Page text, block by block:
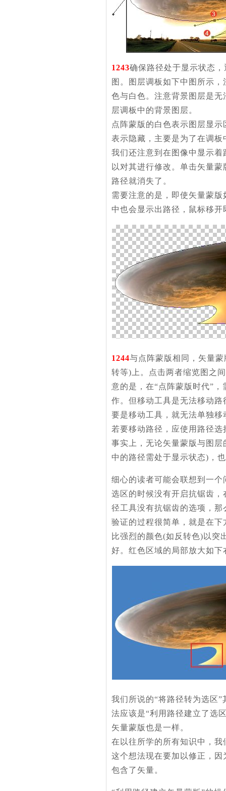
1243确保路径处于显示状态
图。图层调板如下中图所示
色与白色。注意背景图层是
层调板中的背景图层。
点阵蒙版的白色表示图层显
表示隐藏，主要是为了在调
我们还注意到在图像中显示
以对其进行修改。单击矢量
路径就消失了。
需要注意的是，即使矢量蒙
中也会显示出路径，鼠标移
1244与点阵蒙版相同，矢量
转等)上。点击两者缩览图之
意的是，在“点阵蒙版时代”
作。但移动工具是无法移动
要是移动工具，就无法单独移
若要移动路径，应使用路径选
事实上，无论矢量蒙版与图
中的路径需处于显示状态)，
细心的读者可能会联想到一
选区的时候没有开启抗锯齿
径工具没有抗锯齿的选项，
验证的过程很简单，就是在
比强烈的颜色(如反转色)以突
好。红色区域的局部放大如
我们所说的“将路径转为选区
法应该是“利用路径建立了选
矢量蒙版也是一样。
在以往所学的所有知识中，
这个想法现在要加以修正，
包含了矢量。